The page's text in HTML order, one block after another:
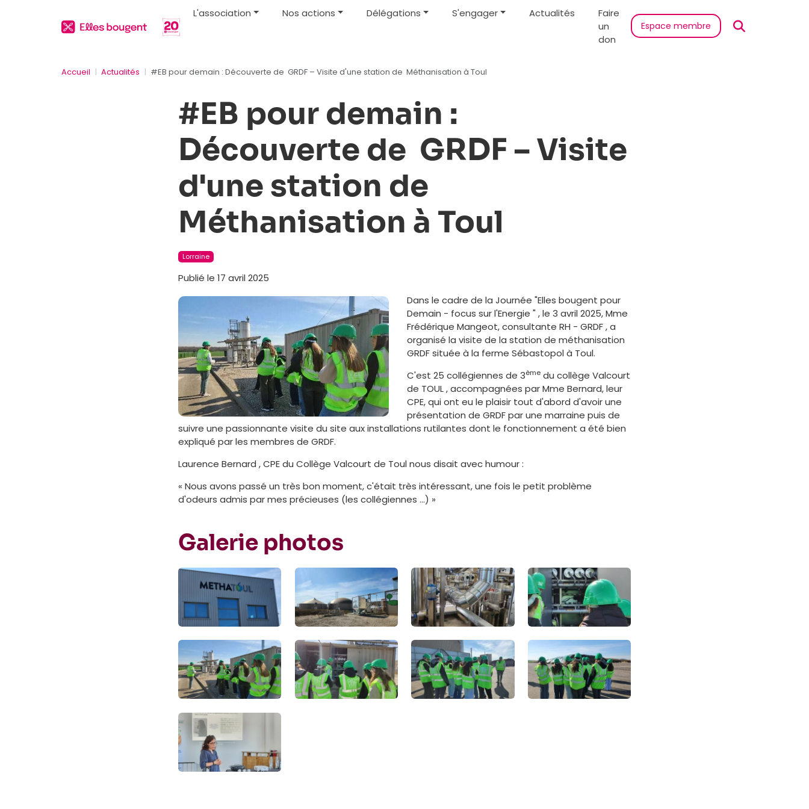
L'association Nos actions Délégations S'engager Actualités
Faire
un
don
Espace membre
Accueil Actualités #EB pour demain : Découverte de GRDF – Visite d'une station de Méthanisation à Toul
#EB pour demain :
Découverte de GRDF – Visite
d'une station de
Méthanisation à Toul
Lorraine
Publié le 17 avril 2025
Dans le cadre de la Journée "Elles bougent pour
Demain - focus sur l'Energie " , le 3 avril 2025, Mme
Frédérique Mangeot, consultante RH - GRDF , a
organisé la visite de la station de méthanisation
GRDF située à la ferme Sébastopol à Toul.
C'est 25 collégiennes de 3èmedu collège Valcourt
de TOUL , accompagnées par Mme Bernard, leur
CPE, qui ont eu le plaisir tout d'abord d'avoir une
présentation de GRDF par une marraine puis de
suivre une passionnante visite du site aux installations rutilantes dont le fonctionnement a été bien
expliqué par les membres de GRDF.
Laurence Bernard , CPE du Collège Valcourt de Toul nous disait avec humour :
« Nous avons passé un très bon moment, c'était très intéressant, une fois le petit problème
d'odeurs admis par mes précieuses (les collégiennes ...) »
Galerie photos